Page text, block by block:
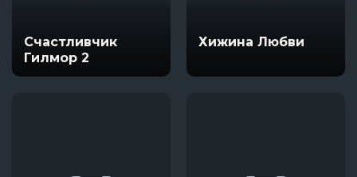
Счастливчик
Гилмор 2
Хижина Любви